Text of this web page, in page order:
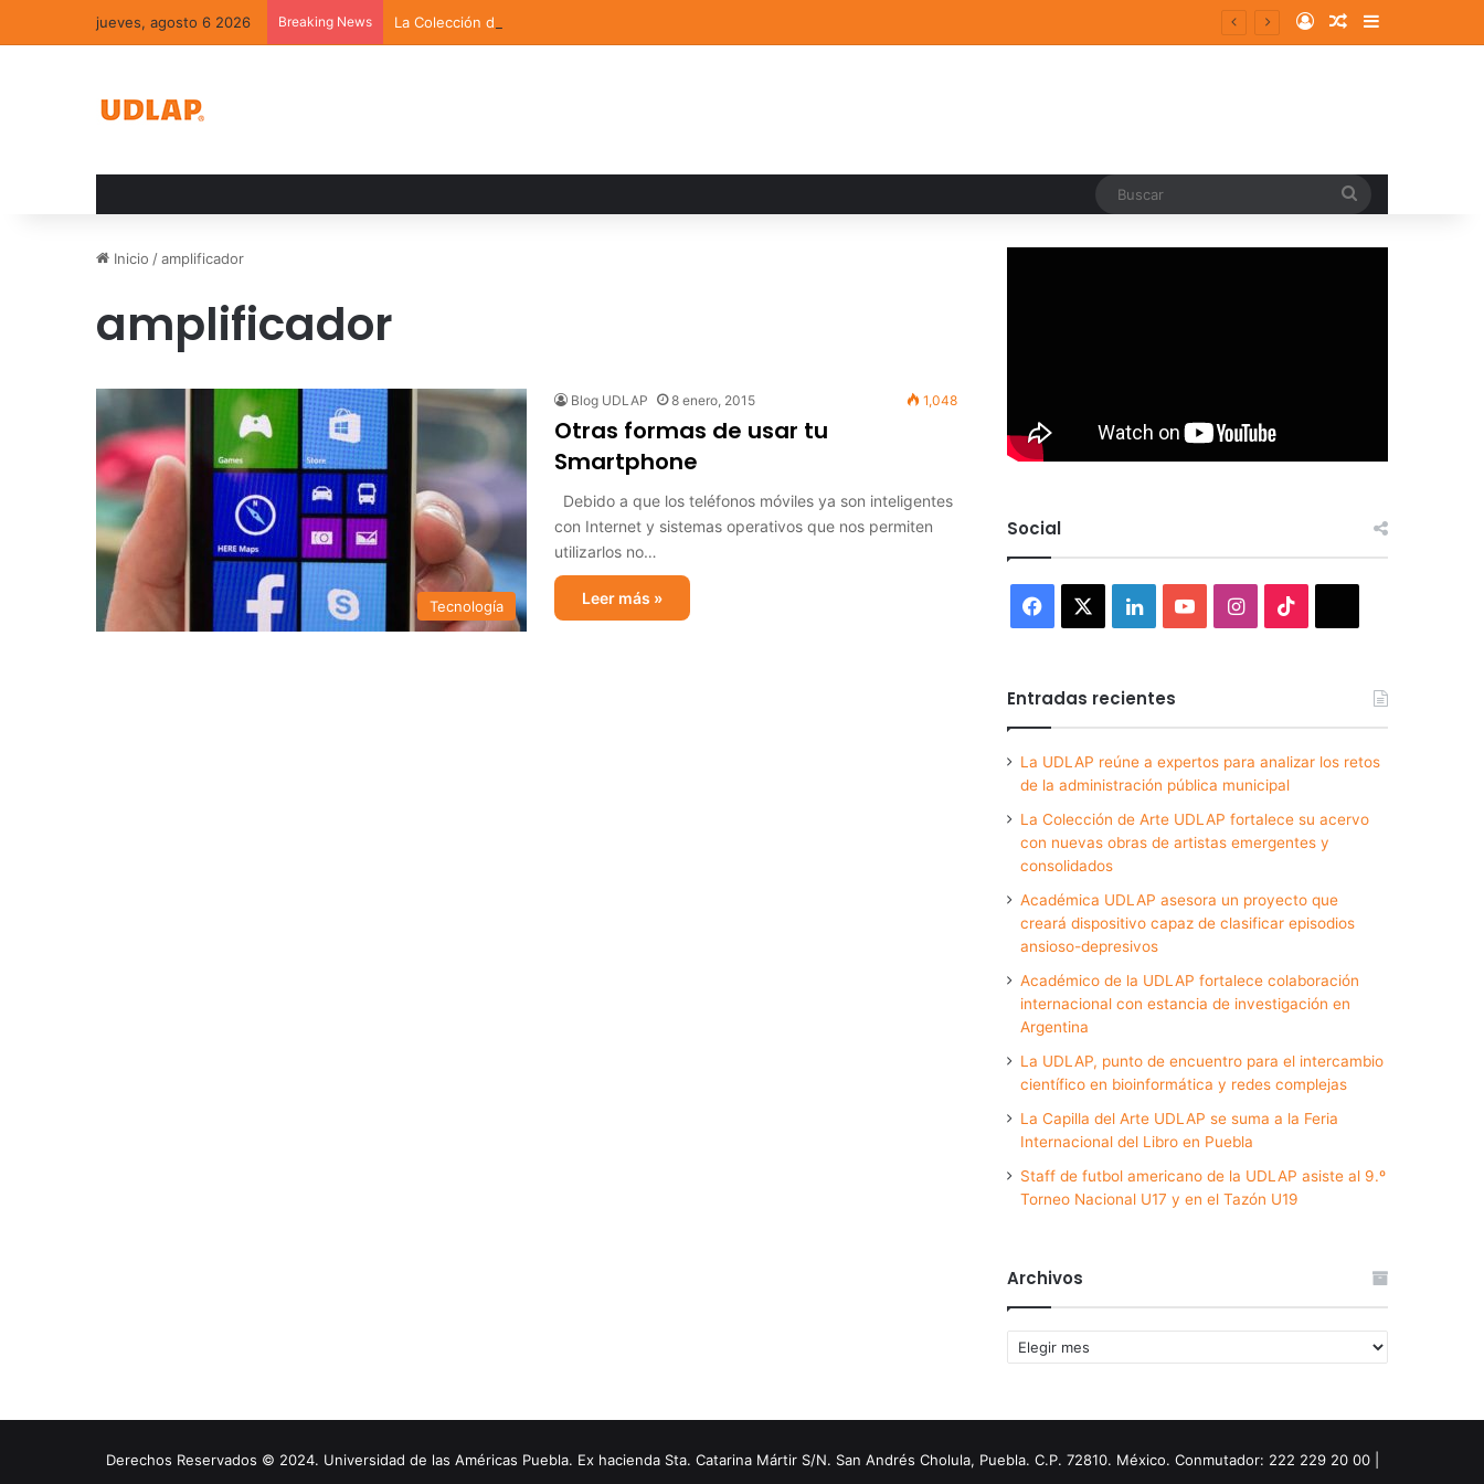
jueves, agosto 6 2026 Breaking News La Colección de Arte UDLAP fortalece su acervo con nuevas obras de artistas emergentes y consolidados Log InRandom Article
Sidebar
Inicio /amplificador
amplificador
Tecnología
Blog UDLAP 8 enero, 2015 1,048
Otras formas de usar tu
Smartphone
Debido a que los teléfonos móviles ya son inteligentes
con Internet y sistemas operativos que nos permiten
utilizarlos no…
Leer más »
Social
Facebook LinkedInYouTubeInstagram
Entradas recientes
La UDLAP reúne a expertos para analizar los retos
de la administración pública municipal
La Colección de Arte UDLAP fortalece su acervo
con nuevas obras de artistas emergentes y
consolidados
Académica UDLAP asesora un proyecto que
creará dispositivo capaz de clasificar episodios
ansioso-depresivos
Académico de la UDLAP fortalece colaboración
internacional con estancia de investigación en
Argentina
La UDLAP, punto de encuentro para el intercambio
científico en bioinformática y redes complejas
La Capilla del Arte UDLAP se suma a la Feria
Internacional del Libro en Puebla
Staff de futbol americano de la UDLAP asiste al 9.º
Torneo Nacional U17 y en el Tazón U19
Archivos
Archivos
Derechos Reservados © 2024. Universidad de las Américas Puebla. Ex hacienda Sta. Catarina Mártir S/N. San Andrés Cholula, Puebla. C.P. 72810. México. Conmutador: 222 229 20 00 |